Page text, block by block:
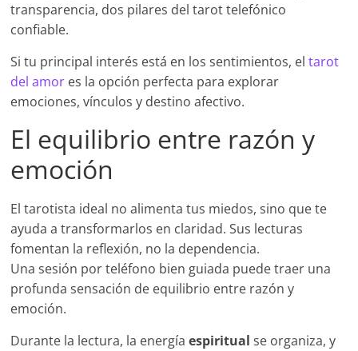
transparencia, dos pilares del tarot telefónico
confiable.
Si tu principal interés está en los sentimientos, eltarot
del amor es la opción perfecta para explorar
emociones, vínculos y destino afectivo.
El equilibrio entre razón y
emoción
El tarotista ideal no alimenta tus miedos, sino que te
ayuda a transformarlos en claridad. Sus lecturas
fomentan la reflexión, no la dependencia.
Una sesión por teléfono bien guiada puede traer una
profunda sensación de equilibrio entre razón y
emoción.
Durante la lectura, la energíaespiritual se organiza, y